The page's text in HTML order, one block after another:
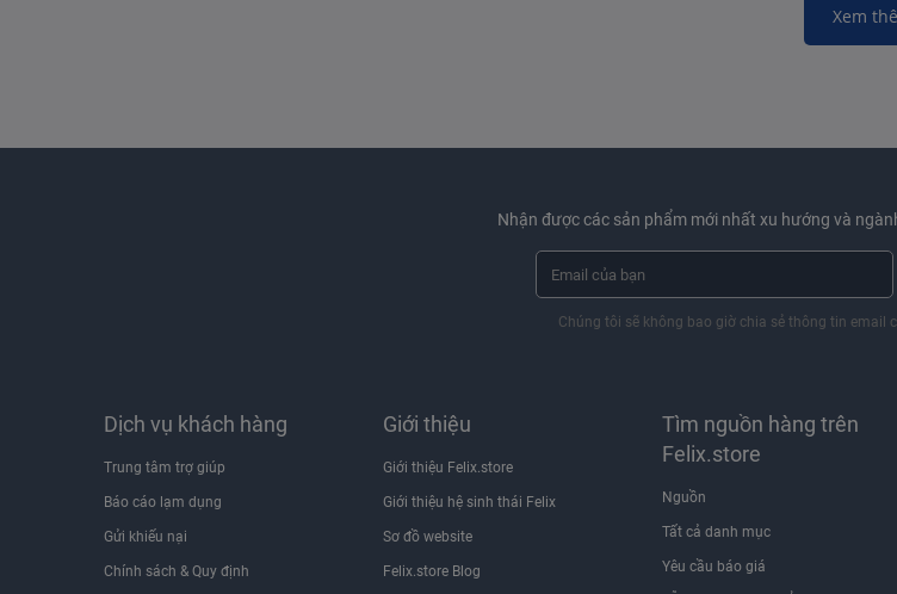
Xem
Nhận được các sản phẩm mới nhất xu hướng và
Chúng tôi sẽ không bao giờ chia sẻ thông tin email
Dịch vụ khách hàng
Trung tâm trợ giúp
Báo cáo lạm dụng
Gửi khiếu nại
Chính sách & Quy định
Giới thiệu
Giới thiệu Felix.store
Giới thiệu hệ sinh thái Felix
Sơ đồ website
Felix.store Blog
Tìm nguồn hàng trên
Felix.store
Nguồn
Tất cả danh mục
Yêu cầu báo giá